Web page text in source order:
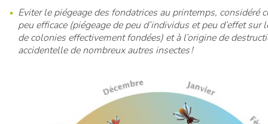
Eviter le piégeage des fondatrices au printemps, considéré
peu efficace (piégeage de peu d’individus et peu d’effet sur
de colonies effectivement fondées) et à l’origine de
accidentelle de nombreux autres insectes !